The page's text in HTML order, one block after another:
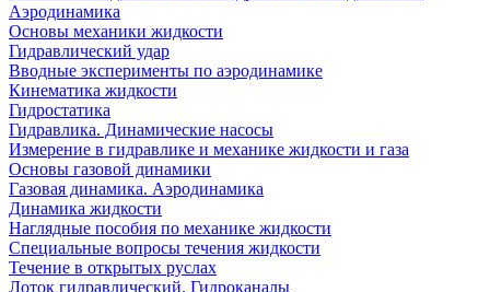
Аэродинамика
Основы механики жидкости
Гидравлический удар
Вводные эксперименты по аэродинамике
Кинематика жидкости
Гидростатика
Гидравлика. Динамические насосы
Измерение в гидравлике и механике жидкости и газа
Основы газовой динамики
Газовая динамика. Аэродинамика
Динамика жидкости
Наглядные пособия по механике жидкости
Специальные вопросы течения жидкости
Течение в открытых руслах
Лоток гидравлический. Гидроканалы